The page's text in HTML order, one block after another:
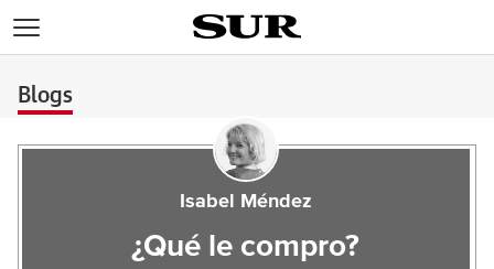
Blogs
Isabel Méndez
¿Qué le compro?